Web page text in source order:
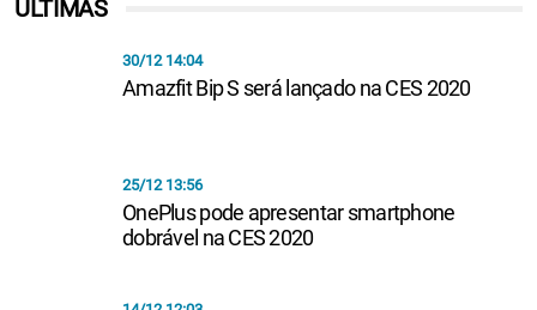
ÚLTIMAS
30/12 14:04
Amazfit Bip S será lançado na CES 2020
25/12 13:56
OnePlus pode apresentar smartphone
dobrável na CES 2020